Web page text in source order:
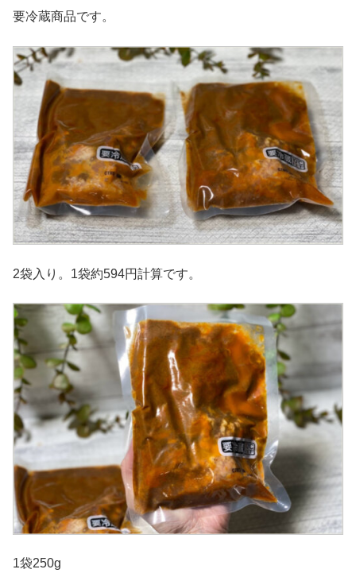
要冷蔵商品です。
2袋入り。1袋約594円計算です。
1袋250g